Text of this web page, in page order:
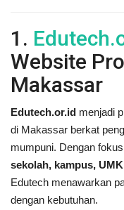
1.
Website
Makassar
Edutech.or.id menjadi
di Makassar berkat
mumpuni. Dengan
sekolah, kampus,
Edutech menawarkan
dengan kebutuhan.